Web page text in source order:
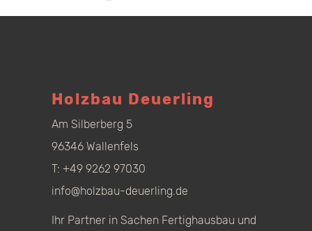
Holzbau Deuerling
Am Silberberg 5
96346 Wallenfels
T: +49 9262 97030
info@holzbau-deuerling.de
Ihr Partner in Sachen Fertighausbau und